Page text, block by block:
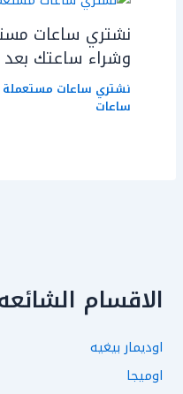
نشتري ساعات
وشراء ساعتك
نشتري ساعات مستعملة
ساعات
الاقسام
اوديمار بيغيه
اوميجا